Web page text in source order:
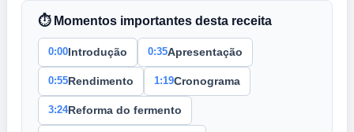
⏱ Momentos importantes desta receita
0:00 Introdução 0:35Apresentação
0:55 Rendimento 1:19Cronograma
3:24Reforma do fermento